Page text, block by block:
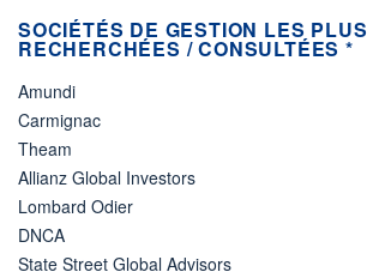
SOCIÉTÉS DE GESTION LES PLUS
RECHERCHÉES / CONSULTÉES *
Amundi
Carmignac
Theam
Allianz Global Investors
Lombard Odier
DNCA
State Street Global Advisors